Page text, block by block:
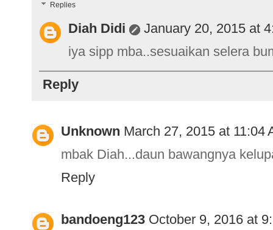
Replies
Diah Didi
January 20, 2015 at
iya sipp mba..sesuaikan selera
Reply
Unknown March 27, 2015 at 11:04
mbak Diah...daun bawangnya
Reply
bandoeng123 October 9, 2016 at